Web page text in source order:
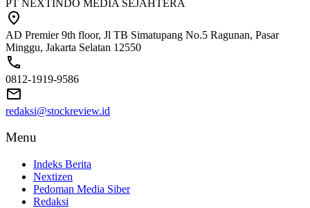
PT NEXTINDO MEDIA SEJAHTERA
AD Premier 9th floor, Jl TB Simatupang No.5 Ragunan, Pasar
Minggu, Jakarta Selatan 12550
0812-1919-9586
redaksi@stockreview.id
Menu
Indeks Berita
Nextizen
Pedoman Media Siber
Redaksi